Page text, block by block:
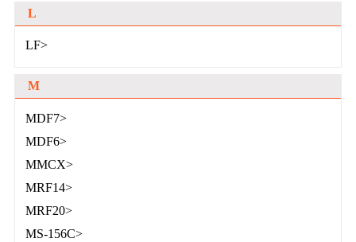
L
LF>
M
MDF7>
MDF6>
MMCX>
MRF14>
MRF20>
MS-156C>